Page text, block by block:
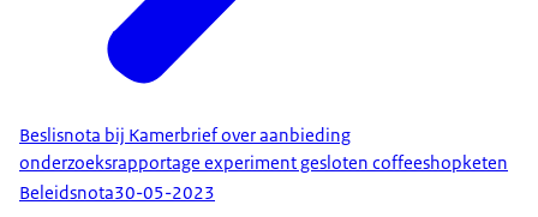
Beslisnota bij Kamerbrief over aanbieding
onderzoeksrapportage experiment gesloten coffeeshopketen
Beleidsnota30-05-2023